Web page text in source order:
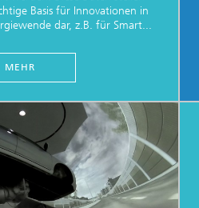
Simulation und
im Leichtbau
Separation und Reaktiver
Prozesse
simulieren und
Basis für Innovationen in
dar, z.B. für Smart...
MEHR